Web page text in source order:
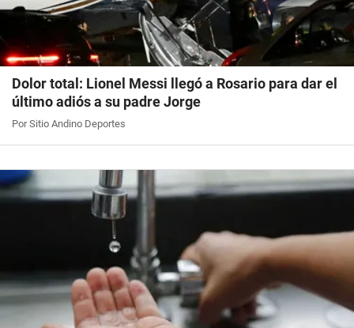
Dolor total: Lionel Messi llegó a Rosario para dar el
último adiós a su padre Jorge
Por Sitio Andino Deportes